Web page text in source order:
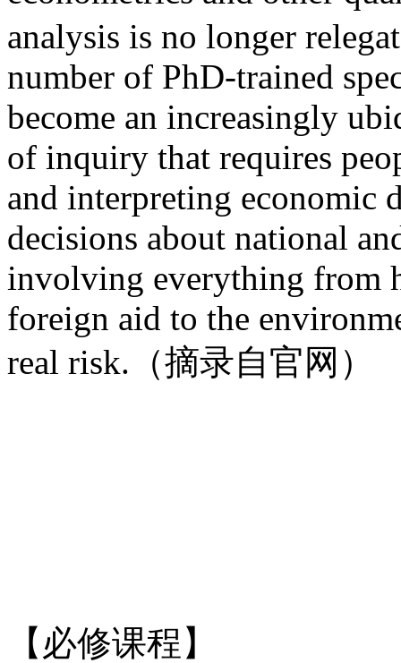
analysis is no longer
number of PhD-trained
become an increasingly
of inquiry that requires
and interpreting economic
decisions about national
involving everything from
foreign aid to the
real risk.（摘录自官网）
【必修课程】